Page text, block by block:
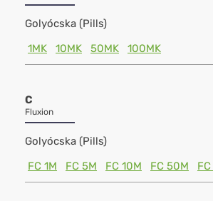
Golyócska (Pills)
1MK
10MK 50MK 100MK
C
Fluxion
Golyócska (Pills)
FC 1M
FC 5M FC 10M FC 50M